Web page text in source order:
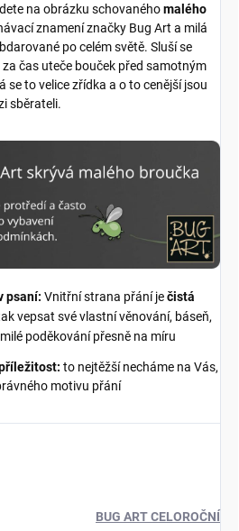
na obrázku schovanéhomalého
znamení značky Bug Art a milá
po celém světě. Sluší se
čas uteče bouček před samotným
se to velice zřídka a o to cenější jsou
sběrateli.
psaní: Vnitřní strana přání ječistá
vepsat své vlastní věnování, báseň,
poděkování přesně na míru
to nejtěžší necháme na Vás,
motivu přání
BUG ART CELOROČNÍ